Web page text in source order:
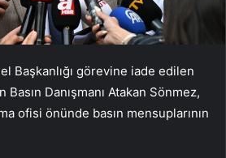
Başkanlığı görevine iade edilen
Basın Danışmanı Atakan Sönmez,
ofisi önünde basın mensuplarının